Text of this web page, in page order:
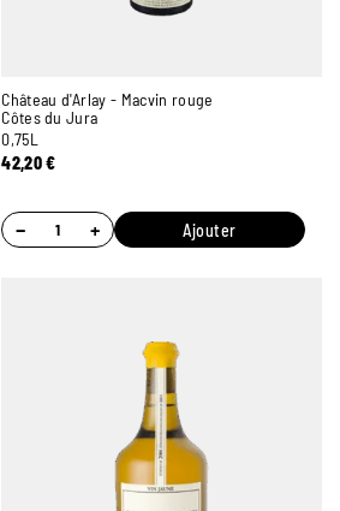
Château d'Arlay - Macvin rouge
Côtes du Jura
0,75L
42,20€
− + Ajouter